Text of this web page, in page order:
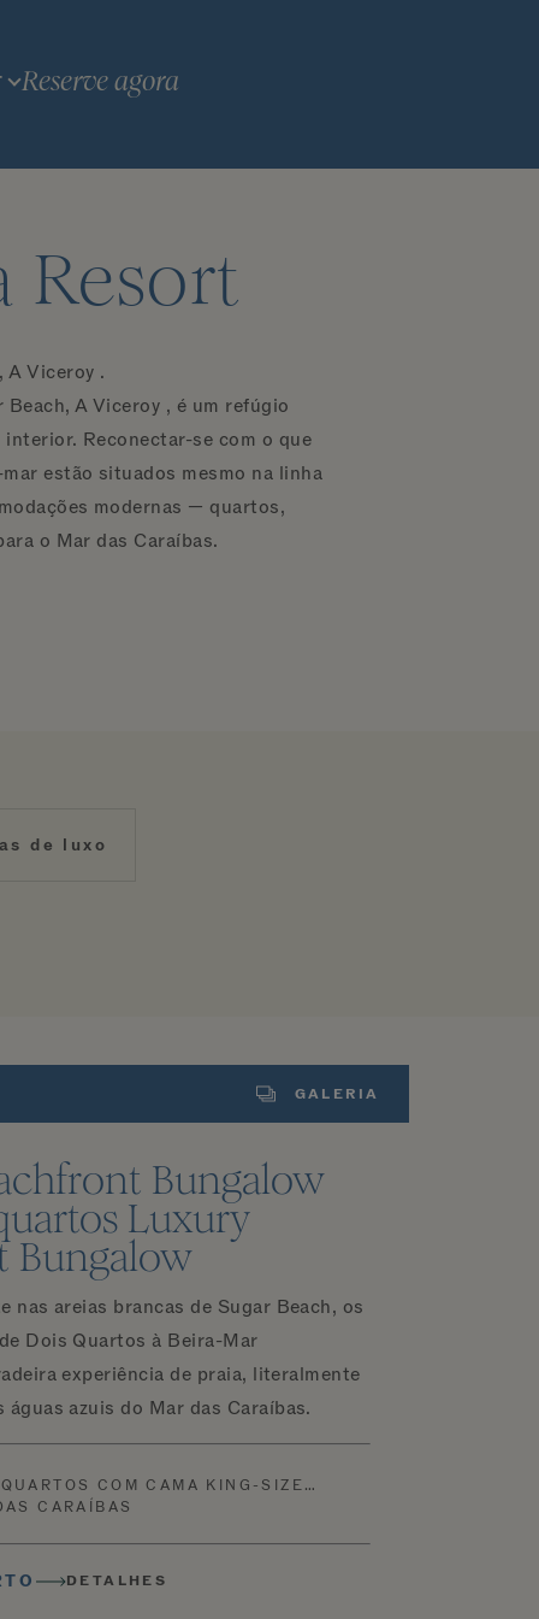
Reserve agora
Resort
A Viceroy .
A Viceroy , é um refúgio
Reconectar-se com o que
estão situados mesmo na linha
modernas — quartos,
o Mar das Caraíbas.
de luxo
GALERIA
Bungalow
Luxury
Bungalow
nas areias brancas de Sugar Beach, os
Dois Quartos à Beira-Mar
experiência de praia, literalmente
águas azuis do Mar das Caraíbas.
COM CAMA KING-SIZE…
CARAÍBAS
DETALHES